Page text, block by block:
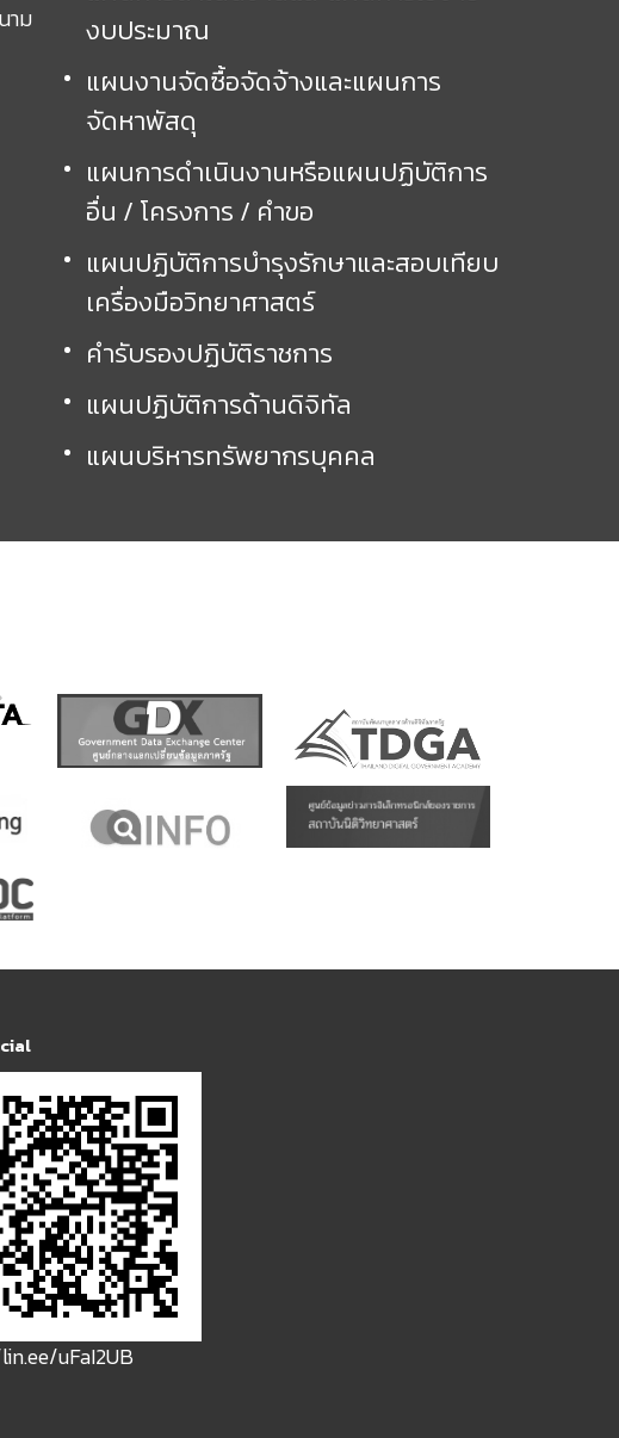
าม
งบประมาณ
แผนงานจัดซื้อจัดจ้างและแผนการ
จัดหาพัสดุ
แผนการดำเนินงานหรือแผนปฏิบัติการ
อื่น / โครงการ / คำขอ
แผนปฏิบัติการบำรุงรักษาและสอบเทียบ
เครื่องมือวิทยาศาสตร์
คำรับรองปฏิบัติราชการ
แผนปฏิบัติการด้านดิจิทัล
แผนบริหารทรัพยากรบุคคล
uFaI2UB